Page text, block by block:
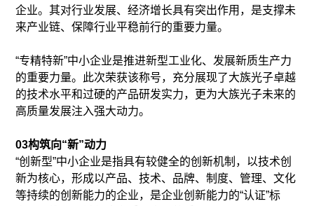
企业。其对行业发展、经济增长具有突出作用，是支撑未
来产业链、保障行业平稳前行的重要力量。
“专精特新”中小企业是推进新型工业化、发展新质生产力
的重要力量。此次荣获该称号，充分展现了大族光子卓越
的技术水平和过硬的产品研发实力，更为大族光子未来的
高质量发展注入强大动力。
03构筑向“新”动力
“创新型”中小企业是指具有较健全的创新机制，以技术创
新为核心，形成以产品、技术、品牌、制度、管理、文化
等持续的创新能力的企业，是企业创新能力的“认证”标